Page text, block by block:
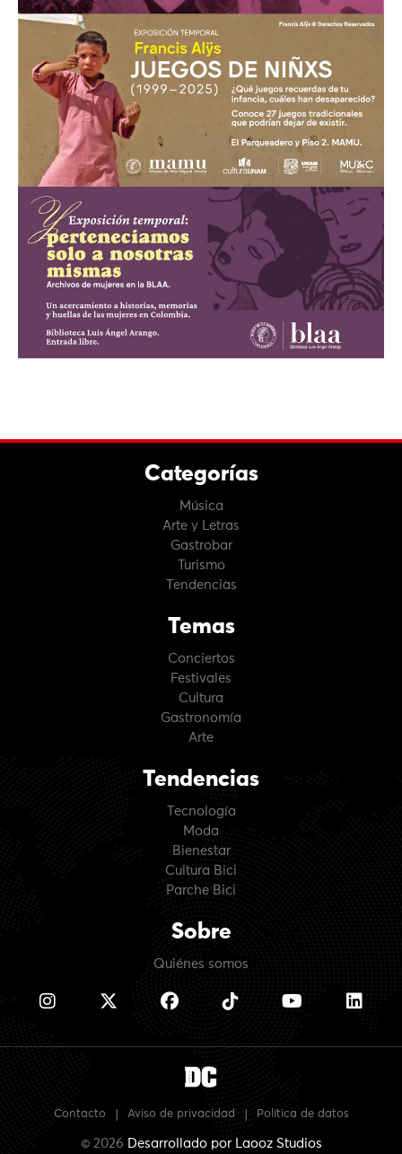
Categorías
Música
Arte y Letras
Gastrobar
Turismo
Tendencias
Temas
Conciertos
Festivales
Cultura
Gastronomía
Arte
Tendencias
Tecnología
Moda
Bienestar
Cultura Bici
Parche Bici
Sobre
Quiénes somos
Contacto Aviso de privacidad Política de datos
© 2026 Desarrollado por Laooz Studios